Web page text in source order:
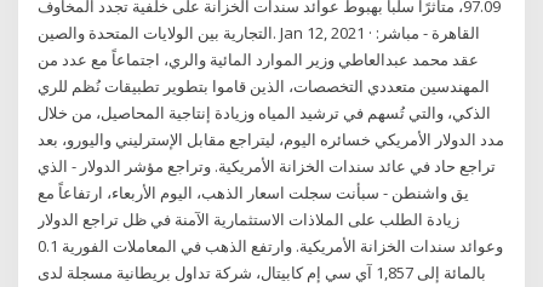
97.09، متأثرًا سلبا بهبوط عوائد سندات الخزانة على خلفية تجدد المخاوف
التجارية بين الولايات المتحدة والصين. Jan 12, 2021 · القاهرة - مباشر:
عقد محمد عبدالعاطي وزير الموارد المائية والري، اجتماعاً مع عدد من
المهندسين متعددي التخصصات، الذين قاموا بتطوير تطبيقات نُظم للري
الذكي، والتي تُسهم في ترشيد المياه وزيادة إنتاجية المحاصيل، من خلال
مدد الدولار الأمريكي خسائره اليوم، ليتراجع مقابل الإسترليني واليورو، بعد
تراجع حاد في عائد سندات الخزانة الأمريكية. وتراجع مؤشر الدولار - الذي
يق واشنطن - سبأنت سجلت اسعار الذهب، اليوم الأربعاء، ارتفاعاً مع
زيادة الطلب على الملاذات الاستثمارية الآمنة في ظل تراجع الدولار
وعوائد سندات الخزانة الأمريكية. وارتفع الذهب في المعاملات الفورية 0.1
بالمائة إلى 1,857 آي سي إم كابيتال، شركة تداول بريطانية مسجلة لدى